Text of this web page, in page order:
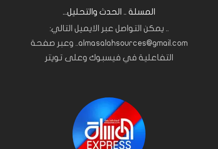
المسلة .. الحدث والتحليل...
.. يمكن التواصل عبر الايميل التالي:
almasalahsources@gmail.com.. وعبر صفحة
التفاعلية في فيسبوك وعلى تويتر